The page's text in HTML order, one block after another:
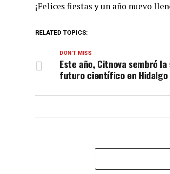
¡Felices fiestas y un año nuevo
RELATED TOPICS:
DON'T MISS
Este año, Citnova sembró
futuro científico en Hidalgo